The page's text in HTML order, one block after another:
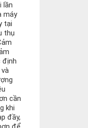
lần
máy
tại
thụ
định
cần
khi
đầy,